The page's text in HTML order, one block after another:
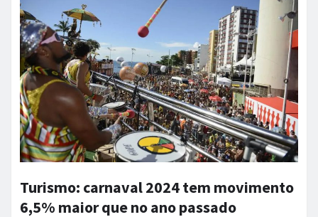
Turismo: carnaval 2024 tem movimento
6,5% maior que no ano passado